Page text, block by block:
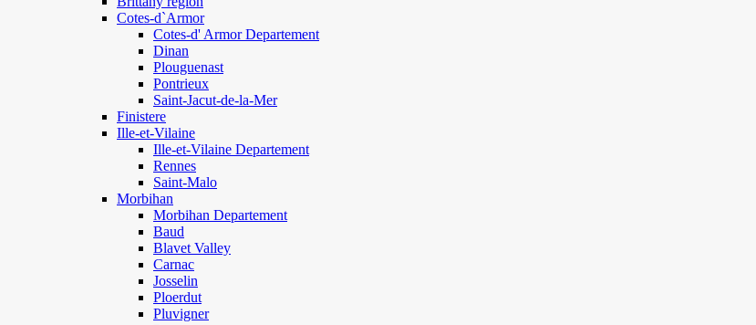
Cotes-d`Armor
Cotes-d' Armor Departement
Dinan
Plouguenast
Pontrieux
Saint-Jacut-de-la-Mer
Finistere
Ille-et-Vilaine
Ille-et-Vilaine Departement
Rennes
Saint-Malo
Morbihan
Morbihan Departement
Baud
Blavet Valley
Carnac
Josselin
Ploerdut
Pluvigner